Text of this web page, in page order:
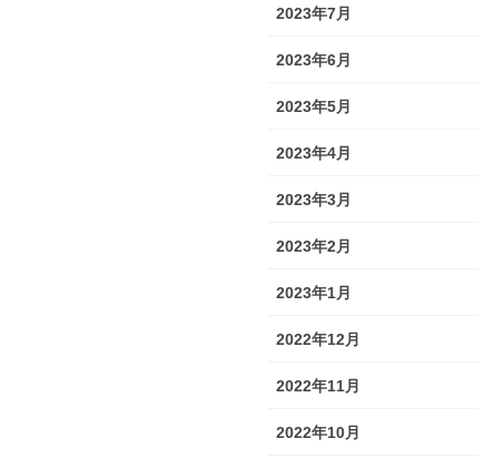
2023年7月
2023年6月
2023年5月
2023年4月
2023年3月
2023年2月
2023年1月
2022年12月
2022年11月
2022年10月